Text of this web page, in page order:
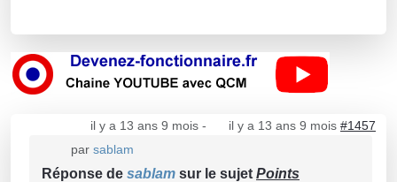
il y a 13 ans 9 mois- il y a 13 ans 9 mois #1457
par sablam
Réponse de sablam sur le sujet Points